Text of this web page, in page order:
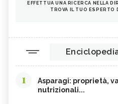
EFFETTUA UNA RICERCA NELLA
TROVA IL TUO ESPERTO
1
Asparagi: proprietà,
nutrizionali...